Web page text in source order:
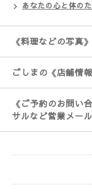
あなたの心と体の
《料理などの写真
ごしまの《店舗情報
《ご予約のお
サルなど営業メー